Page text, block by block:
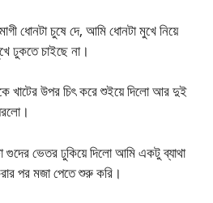
ধোনটা চুষে দে, আমি ধোনটা মুখে নিয়ে
ঢুকতে চাইছে না।
খাটের উপর চিৎ করে শুইয়ে দিলো আর দুই
ভেতর ঢুকিয়ে দিলো আমি একটু ব্যাথা
পর মজা পেতে শুরু করি।